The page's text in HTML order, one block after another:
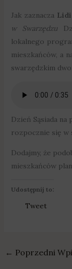
Jak zaznacza
w Swarzędzu
lokalnego
mieszkańców, a
swarzędzkim
Dzień Sąsiada
rozpocznie się w
Dodajmy, że
mieszkańców
Udostępnij to:
Tweet
← Poprzedni